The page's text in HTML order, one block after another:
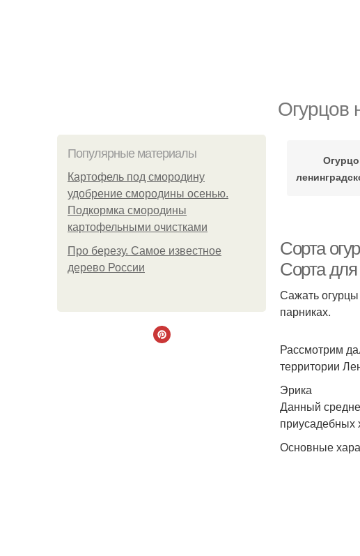
Огурцов
Популярные материалы
Картофель под смородину
удобрение смородины осенью.
Подкормка смородины
картофельными очистками
Про березу. Самое известное
дерево России
Сорта
Сорта
Сажать огурцы
парниках.
Рассмотрим
территории
Эрика
Данный
приусадебных
Основные